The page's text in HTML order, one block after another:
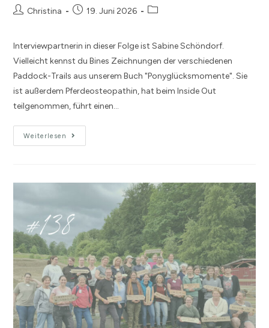
Christina 19. Juni 2026
Interviewpartnerin in dieser Folge ist Sabine Schöndorf.
Vielleicht kennst du Bines Zeichnungen der verschiedenen
Paddock-Trails aus unserem Buch "Ponyglücksmomente". Sie
ist außerdem Pferdeosteopathin, hat beim Inside Out
teilgenommen, führt einen…
Weiterlesen